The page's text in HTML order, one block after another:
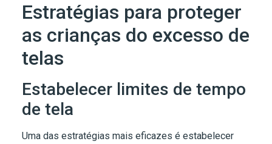
Estratégias para proteger
as crianças do excesso de
telas
Estabelecer limites de tempo
de tela
Uma das estratégias mais eficazes é estabelecer